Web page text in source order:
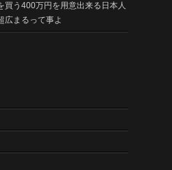
買う400万円を用意出来る日本人
広まるって事よ